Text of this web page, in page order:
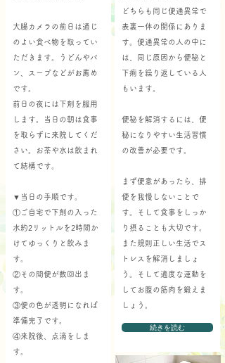
大腸カメラの前日は通じ
のよい食べ物を取ってい
ただきます。うどんやパ
ン、スープなどがお薦め
です。
前日の夜には下剤を服用
します。当日の朝は食事
を取らずに来院してくだ
さい。お茶や水は飲まれ
て結構です。
▼当日の手順です。
①ご自宅で下剤の入った
水約2リットルを2時間か
けてゆっくりと飲みま
す。
②その間便が数回出ま
す。
③便の色が透明になれば
準備完了です。
④来院後、点滴をしま
す。
どちらも同じ便通異常で
表裏一体の関係にありま
す。便通異常の人の中に
は、同じ原因から便秘と
下痢を繰り返している人
もいます。
便秘を解消するには、便
秘になりやすい生活習慣
の改善が必要です。
まず便意があったら、排
便を我慢しないことで
す。そして食事をしっか
り摂ることも大切です。
また規則正しい生活でス
トレスを解消しましょ
う。そして適度な運動を
してお腹の筋肉を鍛えま
しょう。
続きを読む